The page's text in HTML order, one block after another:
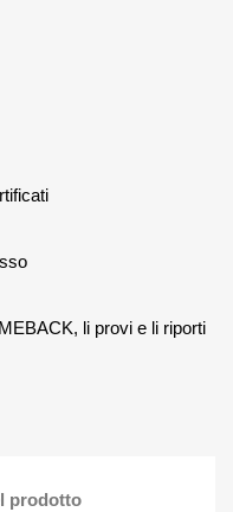
li provi e li riporti
prodotto